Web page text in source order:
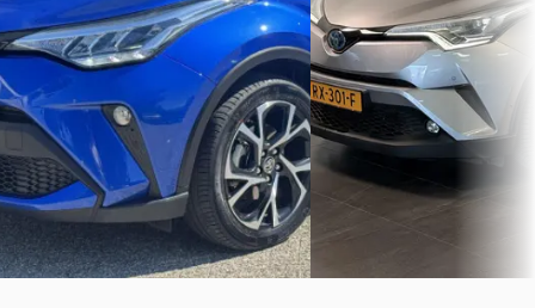
v.a. € 401/mnd
2020 · 11.623 km · Benzine ·
Handgeschakeld
Van Leussen Apeldoorn· Apeldoorn
4,4(245)
Bekijk aanbieding →
Vergelijk
2017 · 102.637 km · Hybride
Automaat
Autobedrijf Bloemberg
Zevenaar 4,7(298)
Bekijk aanbieding →
Vergelijk